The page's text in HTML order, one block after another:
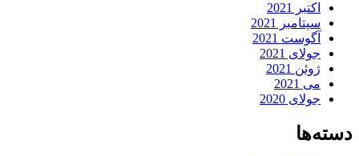
اکتبر 2021
سپتامبر 2021
آگوست 2021
جولای 2021
ژوئن 2021
می 2021
جولای 2020
دسته‌ها